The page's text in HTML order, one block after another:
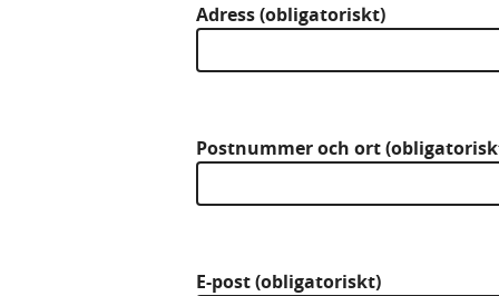
Adress (obligatoriskt)
Postnummer och ort
E-post (obligatoriskt)